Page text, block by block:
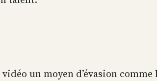
vidéo un moyen d’évasion